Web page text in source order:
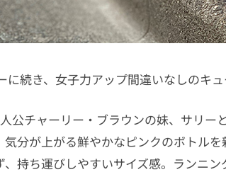
続き、女子力アップ間違いなしのキ
公チャーリー・ブラウンの妹、サリー
分が上がる鮮やかなピンクのボトルを
持ち運びしやすいサイズ感。ランニ